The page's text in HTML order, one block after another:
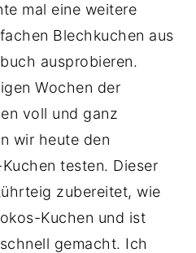
mal eine weitere
Blechkuchen aus
ausprobieren.
Wochen der
voll und ganz
wir heute den
testen. Dieser
zubereitet, wie
Kuchen und ist
gemacht. Ich